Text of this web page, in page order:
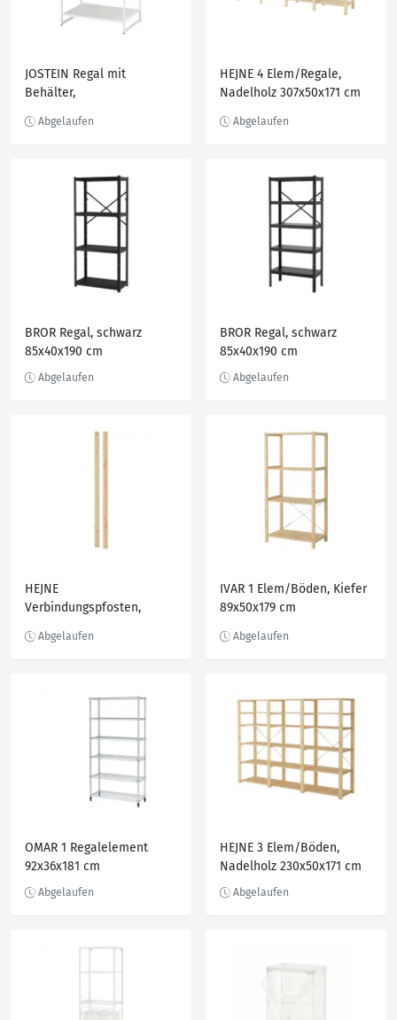
JOSTEIN Regal mit
Behälter,
weiß 61x40x90 cm
HEJNE 4 Elem/Regale,
Nadelholz 307x50x171 cm
BROR Regal, schwarz
85x40x190 cm
BROR Regal, schwarz
85x40x190 cm
HEJNE
Verbindungspfosten,
IVAR 1 Elem/Böden, Kiefer
89x50x179 cm
OMAR 1 Regalelement
92x36x181 cm
HEJNE 3 Elem/Böden,
Nadelholz 230x50x171 cm